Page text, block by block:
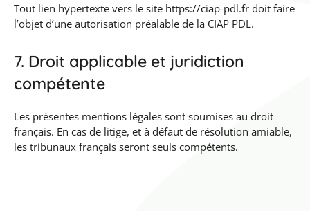
Tout lien hypertexte vers le site https://ciap-pdl.fr doit faire
l’objet d’une autorisation préalable de la CIAP PDL.
7. Droit applicable et juridiction
compétente
Les présentes mentions légales sont soumises au droit
français. En cas de litige, et à défaut de résolution amiable,
les tribunaux français seront seuls compétents.